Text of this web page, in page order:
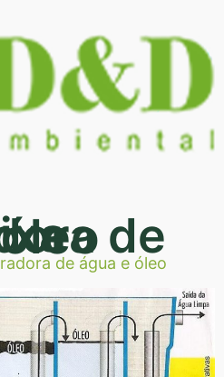
e óleo
de água e óleo